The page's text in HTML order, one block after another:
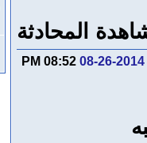
المحادثة
08-26-2014
08:52 PM